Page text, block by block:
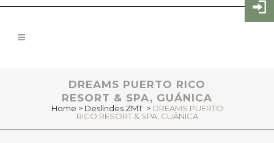
DREAMS PUERTO RICO
RESORT & SPA, GUÁNICA
Home > Deslindes ZMT > DREAMS PUERTO
RICO RESORT & SPA, GUÁNICA